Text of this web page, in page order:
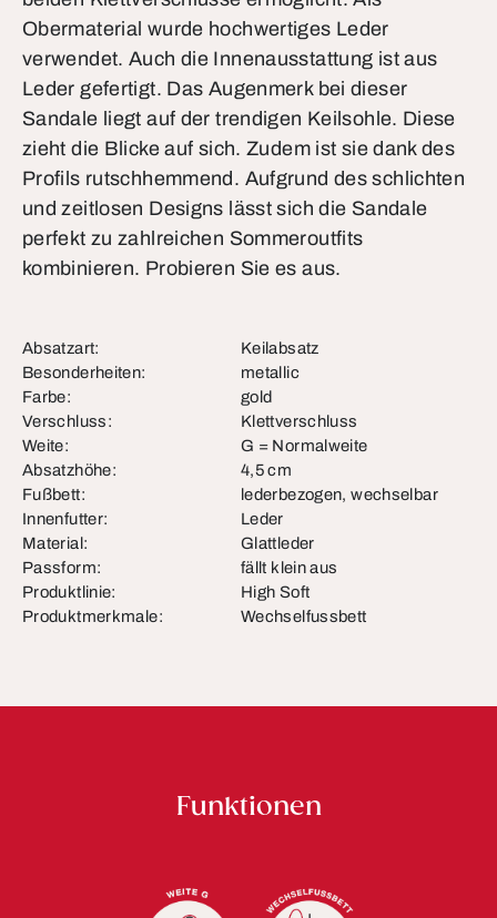
Obermaterial wurde hochwertiges Leder
verwendet. Auch die Innenausstattung ist aus
Leder gefertigt. Das Augenmerk bei dieser
Sandale liegt auf der trendigen Keilsohle. Diese
zieht die Blicke auf sich. Zudem ist sie dank des
Profils rutschhemmend. Aufgrund des schlichten
und zeitlosen Designs lässt sich die Sandale
perfekt zu zahlreichen Sommeroutfits
kombinieren. Probieren Sie es aus.
Absatzart:
Keilabsatz
Besonderheiten:
metallic
Farbe:
gold
Verschluss:
Klettverschluss
Weite:
G = Normalweite
Absatzhöhe:
4,5 cm
Fußbett:
lederbezogen, wechselbar
Innenfutter:
Leder
Material:
Glattleder
Passform:
fällt klein aus
Produktlinie:
High Soft
Produktmerkmale:
Wechselfussbett
Funktionen